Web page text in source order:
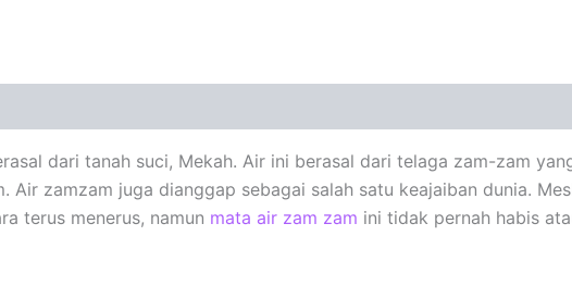
dari tanah suci, Mekah. Air ini berasal dari telaga zam-zam
Air zamzam juga dianggap sebagai salah satu keajaiban dunia.
terus menerus, namun mata air zam zam ini tidak pernah habis